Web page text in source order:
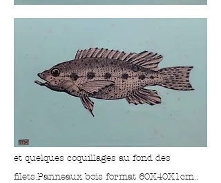
O
et quelques coquillages au fond des
filets.Panneaux bois format 60X40X1cm..